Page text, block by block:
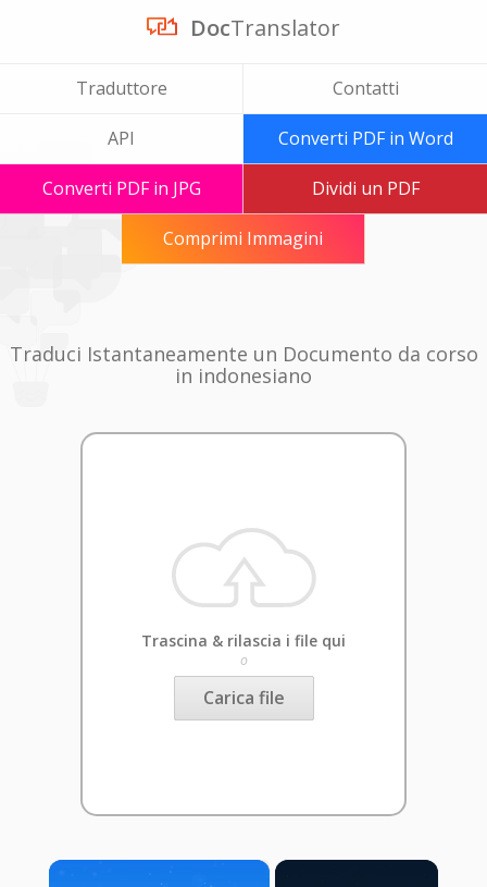
DocTranslator
Traduttore Contatti
API Converti PDF in Word
Converti PDF in JPG Dividi un PDF
Comprimi Immagini
Traduci Istantaneamente un Documento da corso
in indonesiano
Trascina & rilascia i file qui
o
Carica file
×